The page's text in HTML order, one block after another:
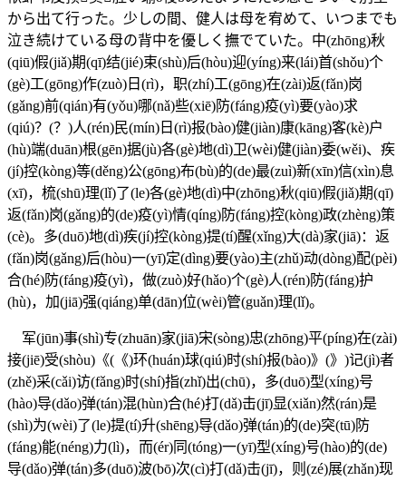
から出て行った。少しの間、健人は母を宥めて、いつまでも
泣き続けている母の背中を優しく撫でていた。中(zhōng)秋
(qiū)假(jiǎ)期(qī)结(jié)束(shù)后(hòu)迎(yíng)来(lái)首(shǒu)个
(gè)工(gōng)作(zuò)日(rì)，职(zhí)工(gōng)在(zài)返(fǎn)岗
(gǎng)前(qián)有(yǒu)哪(nǎ)些(xiē)防(fáng)疫(yì)要(yào)求
(qiú)？(？)人(rén)民(mín)日(rì)报(bào)健(jiàn)康(kāng)客(kè)户
(hù)端(duān)根(gēn)据(jù)各(gè)地(dì)卫(wèi)健(jiàn)委(wěi)、疾
(jí)控(kòng)等(děng)公(gōng)布(bù)的(de)最(zuì)新(xīn)信(xìn)息
(xī)，梳(shū)理(lǐ)了(le)各(gè)地(dì)中(zhōng)秋(qiū)假(jiǎ)期(qī)
返(fǎn)岗(gǎng)的(de)疫(yì)情(qíng)防(fáng)控(kòng)政(zhèng)策
(cè)。多(duō)地(dì)疾(jí)控(kòng)提(tí)醒(xǐng)大(dà)家(jiā)：返
(fǎn)岗(gǎng)后(hòu)一(yī)定(dìng)要(yào)主(zhǔ)动(dòng)配(pèi)
合(hé)防(fáng)疫(yì)，做(zuò)好(hǎo)个(gè)人(rén)防(fáng)护
(hù)，加(jiā)强(qiáng)单(dān)位(wèi)管(guǎn)理(lǐ)。
军(jūn)事(shì)专(zhuān)家(jiā)宋(sòng)忠(zhōng)平(píng)在(zài)
接(jiē)受(shòu)《(《)环(huán)球(qiú)时(shí)报(bào)》(》)记(jì)者
(zhě)采(cǎi)访(fǎng)时(shí)指(zhǐ)出(chū)，多(duō)型(xíng)号
(hào)导(dǎo)弹(tán)混(hùn)合(hé)打(dǎ)击(jī)显(xiǎn)然(rán)是
(shì)为(wèi)了(le)提(tí)升(shēng)导(dǎo)弹(tán)的(de)突(tū)防
(fáng)能(néng)力(lì)，而(ér)同(tóng)一(yī)型(xíng)号(hào)的(de)
导(dǎo)弹(tán)多(duō)波(bō)次(cì)打(dǎ)击(jī)，则(zé)展(zhǎn)现